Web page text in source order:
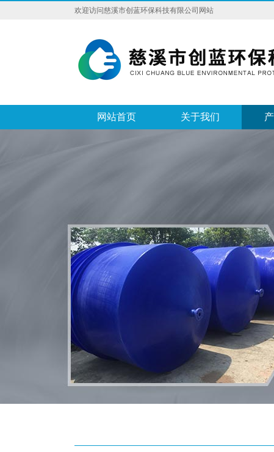
欢迎访问慈溪市创蓝环保科技有限公司网站
网站首页 关于我们